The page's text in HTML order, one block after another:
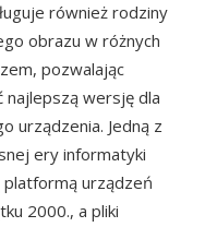
również rodziny
obrazu w różnych
pozwalając
wersję dla
urządzenia. Jedną z
ery informatyki
platformą urządzeń
2000., a pliki